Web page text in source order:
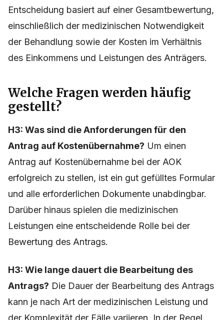
Entscheidung basiert auf einer Gesamtbewertung,
einschließlich der medizinischen Notwendigkeit
der Behandlung sowie der Kosten im Verhältnis
des Einkommens und Leistungen des Anträgers.
Welche Fragen werden häufig
gestellt?
H3: Was sind die Anforderungen für den
Antrag auf Kostenübernahme? Um einen
Antrag auf Kostenübernahme bei der AOK
erfolgreich zu stellen, ist ein gut gefülltes Formular
und alle erforderlichen Dokumente unabdingbar.
Darüber hinaus spielen die medizinischen
Leistungen eine entscheidende Rolle bei der
Bewertung des Antrags.
H3: Wie lange dauert die Bearbeitung des
Antrags? Die Dauer der Bearbeitung des Antrags
kann je nach Art der medizinischen Leistung und